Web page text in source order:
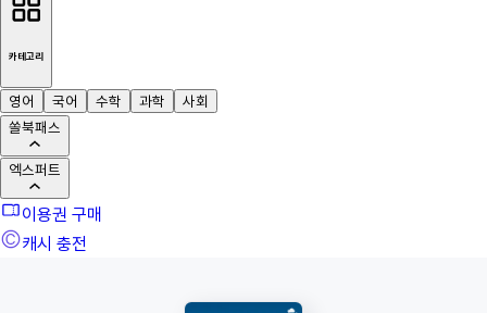
카테고리
영어 국어 수학 과학
사회
쏠북패스
엑스퍼트
이용권 구매
캐시 충전